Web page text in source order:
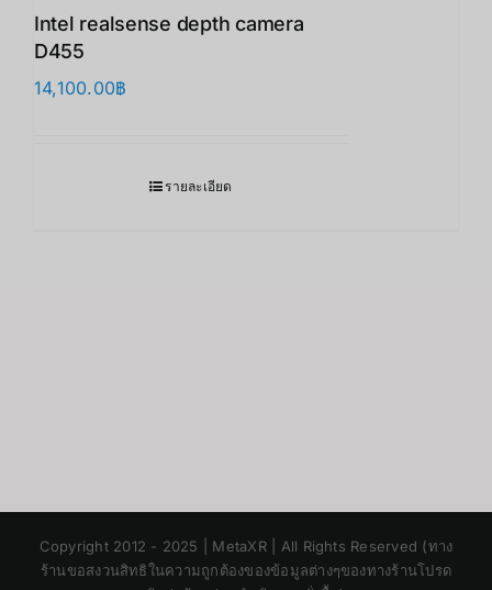
Intel realsense depth camera
D455
14,100.00฿
รายละเอียด
Copyright 2012 - 2025 | MetaXR | All Rights Reserved (ทาง
ร้านขอสงวนสิทธิในความถูกต้องของข้อมูลต่างๆของทางร้านโปรด